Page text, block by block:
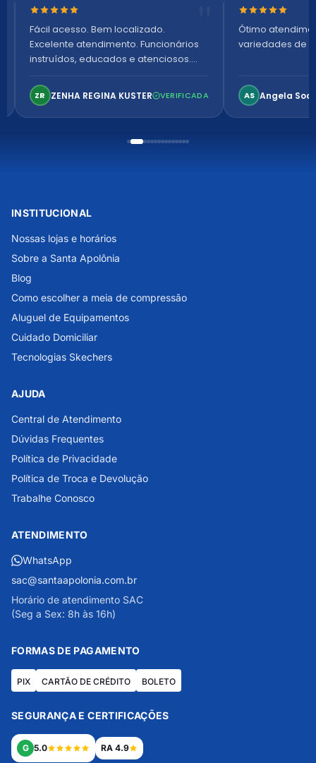
Nota 5 de 5 estrelas
Fácil acesso. Bem localizado.
Excelente atendimento. Funcionários
instruídos, educados e atenciosos.
confortável. Perfeito!
ZR ZENHA REGINA KUSTER VERIFICADA
Nota 5 de 5
Ótimo
variedades de
AS Angela
INSTITUCIONAL
Nossas lojas e horários
Sobre a Santa Apolônia
Blog
Como escolher a meia de compressão
Aluguel de Equipamentos
Cuidado Domiciliar
Tecnologias Skechers
AJUDA
Central de Atendimento
Dúvidas Frequentes
Política de Privacidade
Política de Troca e Devolução
Trabalhe Conosco
ATENDIMENTO
WhatsApp
sac@santaapolonia.com.br
Horário de atendimento SAC
(Seg a Sex: 8h às 16h)
FORMAS DE PAGAMENTO
PIX CARTÃO DE CRÉDITO BOLETO
SEGURANÇA E CERTIFICAÇÕES
G 5.0 RA 4.9